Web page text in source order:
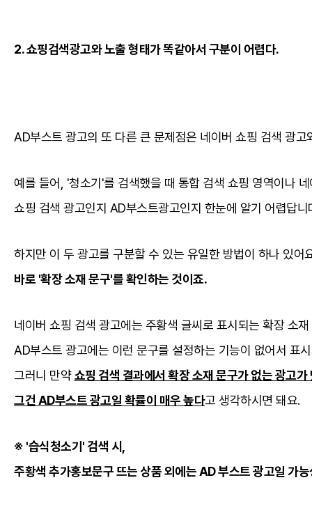
2. 쇼핑검색광고와 노출 형태가 똑같아서 구분이 어렵다.
AD부스트 광고의 또 다른 큰 문제점은 네이버 쇼핑 검색 광
예를 들어, '청소기'를 검색했을 때 통합 검색 쇼핑 영역이나
쇼핑 검색 광고인지 AD부스트광고인지 한눈에 알기 어렵답니
하지만 이 두 광고를 구분할 수 있는 유일한 방법이 하나 있어
바로 '확장 소재 문구'를 확인하는 것이죠.
네이버 쇼핑 검색 광고에는 주황색 글씨로 표시되는 확장 소
AD부스트 광고에는 이런 문구를 설정하는 기능이 없어서 표
그러니 만약쇼핑 검색 결과에서 확장 소재 문구가 없는 광고가
그건 AD부스트 광고일 확률이 매우 높다고 생각하시면 돼요.
※ '습식청소기' 검색 시,
주황색 추가홍보문구 뜨는 상품 외에는 AD 부스트 광고일 가